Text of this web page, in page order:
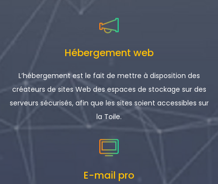
Hébergement web
L’hébergement est le fait de mettre à disposition des
créateurs de sites Web des espaces de stockage sur des
serveurs sécurisés, afin que les sites soient accessibles sur
la Toile.
E-mail pro